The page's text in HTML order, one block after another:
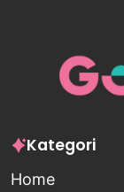
Kategori
Home